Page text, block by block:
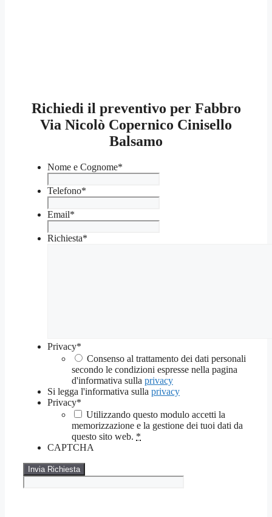
Richiedi il preventivo per Fabbro
Via Nicolò Copernico Cinisello
Balsamo
Nome e Cognome*
Telefono*
Email*
Richiesta*
Privacy*
Consenso al trattamento dei dati personali
secondo le condizioni espresse nella pagina
d'informativa sulla privacy
Si legga l'informativa sulla privacy
Privacy*
Utilizzando questo modulo accetti la
memorizzazione e la gestione dei tuoi dati da
questo sito web. *
CAPTCHA